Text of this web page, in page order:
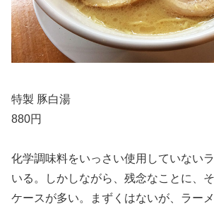
特製 豚白湯
880円
化学調味料をいっさい使用していない
いる。しかしながら、残念なことに、
ケースが多い。まずくはないが、ラー